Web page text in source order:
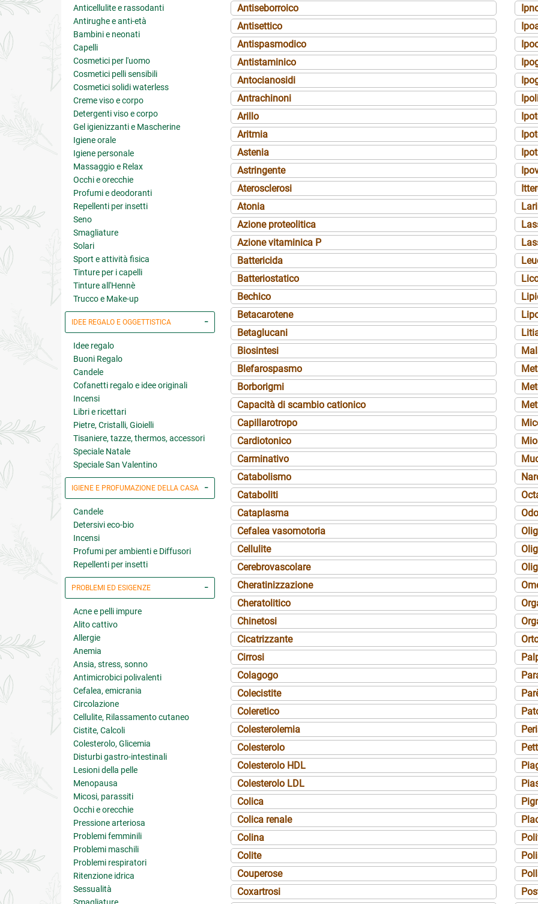
Anticellulite e rassodanti
Antirughe e anti-età
Bambini e neonati
Capelli
Cosmetici per l'uomo
Cosmetici pelli sensibili
Cosmetici solidi waterless
Creme viso e corpo
Detergenti viso e corpo
Gel igienizzanti e Mascherine
Igiene orale
Igiene personale
Massaggio e Relax
Occhi e orecchie
Profumi e deodoranti
Repellenti per insetti
Seno
Smagliature
Solari
Sport e attività fisica
Tinture per i capelli
Tinture all'Hennè
Trucco e Make-up
IDEE REGALO E OGGETTISTICA
Idee regalo
Buoni Regalo
Candele
Cofanetti regalo e idee originali
Incensi
Libri e ricettari
Pietre, Cristalli, Gioielli
Tisaniere, tazze, thermos, accessori
Speciale Natale
Speciale San Valentino
IGIENE E PROFUMAZIONE DELLA CASA
Candele
Detersivi eco-bio
Incensi
Profumi per ambienti e Diffusori
Repellenti per insetti
PROBLEMI ED ESIGENZE
Acne e pelli impure
Alito cattivo
Allergie
Anemia
Ansia, stress, sonno
Antimicrobici polivalenti
Cefalea, emicrania
Circolazione
Cellulite, Rilassamento cutaneo
Cistite, Calcoli
Colesterolo, Glicemia
Disturbi gastro-intestinali
Lesioni della pelle
Menopausa
Micosi, parassiti
Occhi e orecchie
Pressione arteriosa
Problemi femminili
Problemi maschili
Problemi respiratori
Ritenzione idrica
Sessualità
Antiseborroico
Antisettico
Antispasmodico
Antistaminico
Antocianosidi
Antrachinoni
Arillo
Aritmia
Astenia
Astringente
Aterosclerosi
Atonia
Azione proteolitica
Azione vitaminica P
Battericida
Batteriostatico
Bechico
Betacarotene
Betaglucani
Biosintesi
Blefarospasmo
Borborigmi
Capacità di scambio cationico
Capillarotropo
Cardiotonico
Carminativo
Catabolismo
Cataboliti
Cataplasma
Cefalea vasomotoria
Cellulite
Cerebrovascolare
Cheratinizzazione
Cheratolitico
Chinetosi
Cicatrizzante
Cirrosi
Colagogo
Colecistite
Coleretico
Colesterolemia
Colesterolo
Colesterolo HDL
Colesterolo LDL
Colica
Colica renale
Colina
Colite
Couperose
Coxartrosi